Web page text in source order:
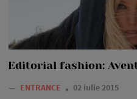
Editorial fashion:
— ENTRANCE 02 iulie 2015